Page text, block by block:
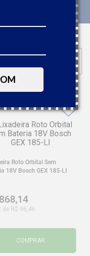
Roto Orbital Sem
18V Bosch GEX 185-LI
868,14
de R$ 96 46
COMPRAR